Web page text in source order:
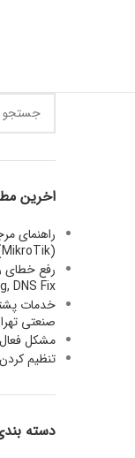
اخرین
راهنمای
(MikroTik) | شبکه گستره هوشمند
DNS Fix
خدمات
صنعتی
مشکل
تنظیم
دسته